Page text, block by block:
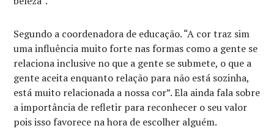
Segundo a coordenadora de educação. “A cor traz sim
uma influência muito forte nas formas como a gente se
relaciona inclusive no que a gente se submete, o que a
gente aceita enquanto relação para não está sozinha,
está muito relacionada a nossa cor”. Ela ainda fala sobre
a importância de refletir para reconhecer o seu valor
pois isso favorece na hora de escolher alguém.